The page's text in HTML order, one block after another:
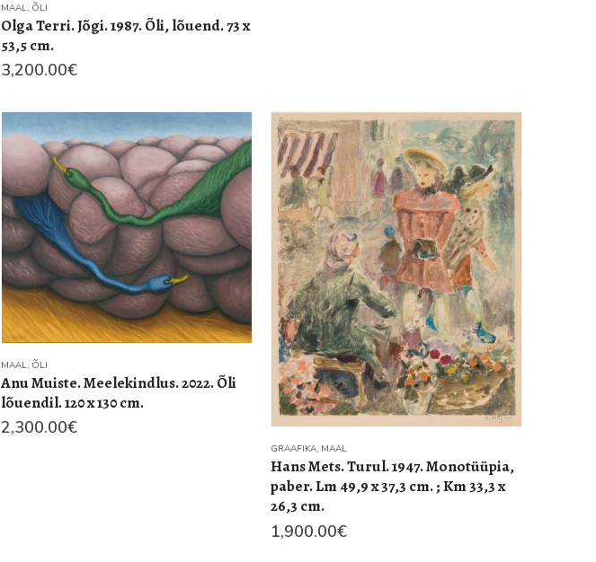
MAAL, ÕLI
Olga Terri. Jõgi. 1987. Õli, lõuend. 73 x
53,5 cm.
3,200.00€
MAAL, ÕLI
Anu Muiste. Meelekindlus. 2022. Õli
lõuendil. 120 x 130 cm.
2,300.00€
GRAAFIKA, MAAL
Hans Mets. Turul. 1947. Monotüüpia,
paber. Lm 49,9 x 37,3 cm. ; Km 33,3 x
26,3 cm.
1,900.00€